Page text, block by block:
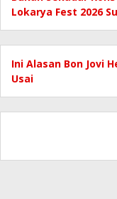
Lokarya Fest 2026
Ini Alasan Bon Jovi
Usai